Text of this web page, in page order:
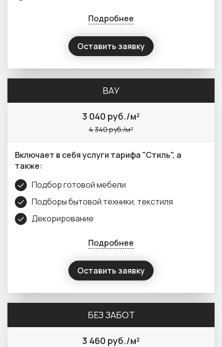
Подробнее
Оставить заявку
ВАУ
3 040 руб./м²
4340 руб./м²
Включает в себя услуги тарифа "Стиль", а
также:
Подбор готовой мебели
Подборы бытовой техники, текстиля
Декорирование
Подробнее
Оставить заявку
БЕЗ ЗАБОТ
3 460 руб./м²